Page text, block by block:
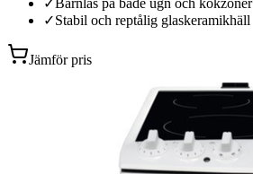
✓Barnlås på både ugn och kokzoner
✓Stabil och reptålig glaskeramikhäll
Jämför pris